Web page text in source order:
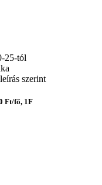
25-tól
szerint
Ft/fő, 1F